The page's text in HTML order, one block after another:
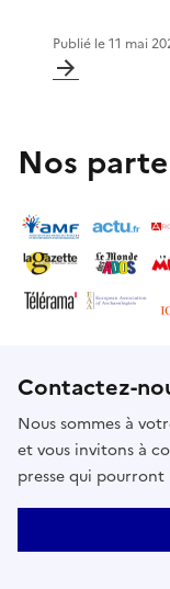
Publié le11 mai
Nos
Contactez-
Nous sommes à
et vous invitons à
presse qui